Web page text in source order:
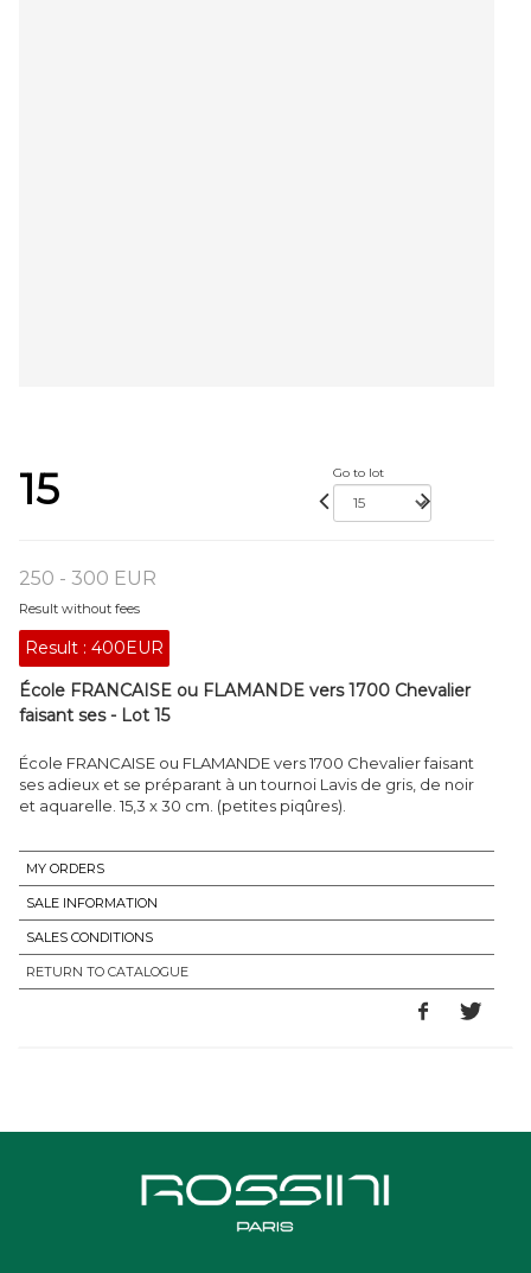
15 Go to lot
250 - 300 EUR
Result without fees
Result : 400EUR
École FRANCAISE ou FLAMANDE vers 1700 Chevalier
faisant ses - Lot 15
École FRANCAISE ou FLAMANDE vers 1700 Chevalier faisant
ses adieux et se préparant à un tournoi Lavis de gris, de noir
et aquarelle. 15,3 x 30 cm. (petites piqûres).
MY ORDERS
SALE INFORMATION
SALES CONDITIONS
RETURN TO CATALOGUE